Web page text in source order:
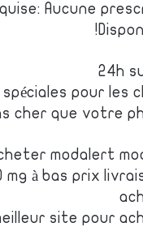
Aucune
24h
pour les
cher que votre
modalert
à bas prix
site pour